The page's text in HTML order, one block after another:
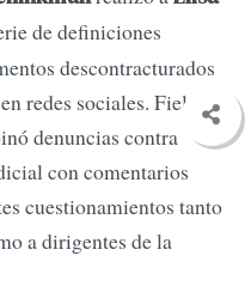
de definiciones
descontracturados
redes sociales. Fiel a su
denuncias contra
con comentarios
cuestionamientos tanto
a dirigentes de la